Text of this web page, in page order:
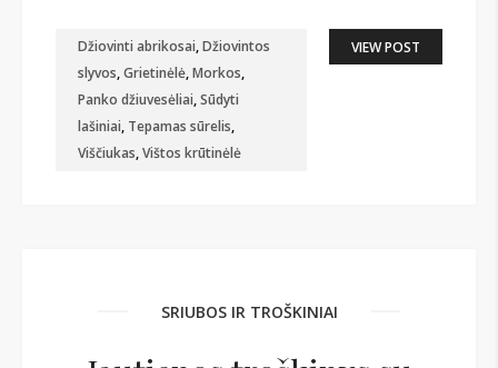
Džiovinti abrikosai,Džiovintos
slyvos,Grietinėlė,Morkos,
Panko džiuvesėliai,Sūdyti
lašiniai, Tepamas sūrelis,
Viščiukas,Vištos krūtinėlė
VIEW POST
SRIUBOS IR TROŠKINIAI